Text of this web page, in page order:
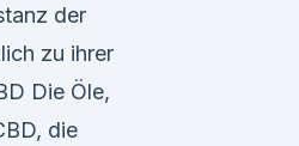
der
zu ihrer
Die Öle,
die